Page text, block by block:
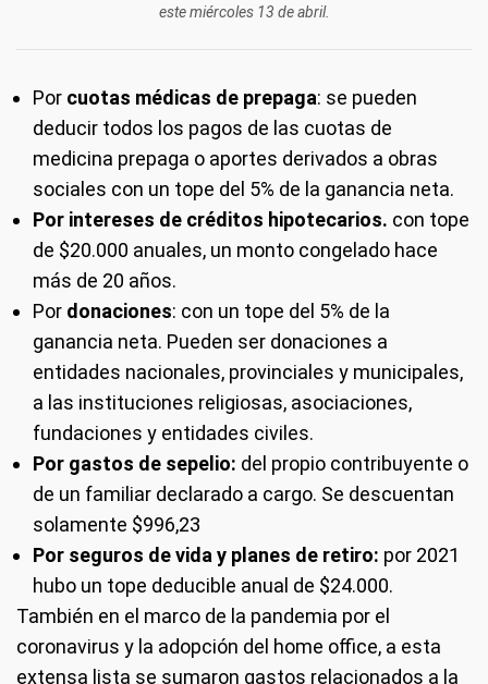
este miércoles 13 de abril.
Por cuotas médicas de prepaga: se pueden
deducir todos los pagos de las cuotas de
medicina prepaga o aportes derivados a obras
sociales con un tope del 5% de la ganancia neta.
Por intereses de créditos hipotecarios. con tope
de $20.000 anuales, un monto congelado hace
más de 20 años.
Por donaciones: con un tope del 5% de la
ganancia neta. Pueden ser donaciones a
entidades nacionales, provinciales y municipales,
a las instituciones religiosas, asociaciones,
fundaciones y entidades civiles.
Por gastos de sepelio: del propio contribuyente o
de un familiar declarado a cargo. Se descuentan
solamente $996,23
Por seguros de vida y planes de retiro: por 2021
hubo un tope deducible anual de $24.000.
También en el marco de la pandemia por el
coronavirus y la adopción del home office, a esta
extensa lista se sumaron gastos relacionados a la